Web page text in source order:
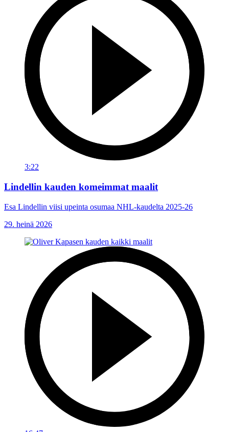
3:22
Lindellin kauden komeimmat maalit
Esa Lindellin viisi upeinta osumaa NHL-kaudelta 2025-26
29. heinä 2026